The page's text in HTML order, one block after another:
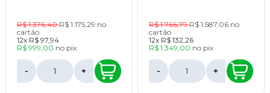
R$ 1.376,40R$ 1.175,29 no
cartão
12x R$ 97,94
R$ 999,00 no pix
- +
R$ 1.766,79R$ 1.587,06 no
cartão
12x R$ 132,26
R$ 1.349,00 no pix
- +